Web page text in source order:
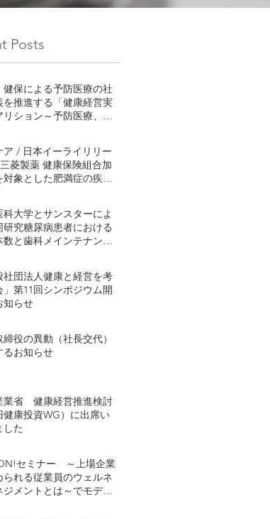
Posts
健保による予防医療の社
を推進する「健康経営実
リション～予防医療、肥
ア / 日本イーライリリー
健康保険組合加
対象とした肥満症の疾患
社会実装モデル構築を目
科大学とサンスターによ
研究糖尿病患者における
数と歯科メインテナンス
ミナケアの70万人分の医
グデータを用いた研究結
表～
社団法人健康と経営を考
」第11回シンポジウム開
知らせ
役の異動（社長交代）
るお知らせ
業省 健康経営推進検討
健康投資WG）に出席い
した
セミナー ～上場企業
られる従業員のウェルネ
ジメントとは～でモデレ